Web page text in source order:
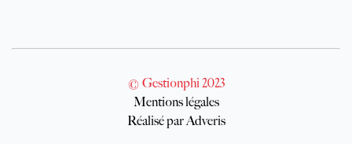
© Gestionphi 2023
Mentions légales
Réalisé par Adveris